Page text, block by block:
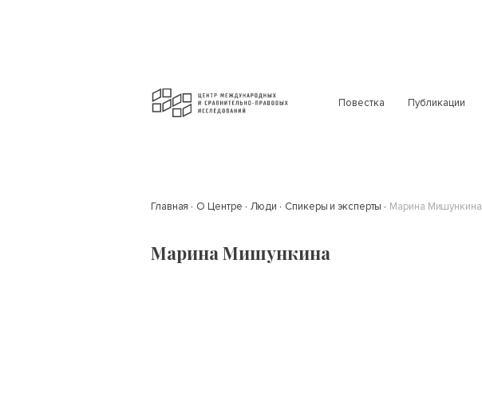
Повестка Публикации
Главная О Центре Люди Спикеры и эксперты Марина Мишункина
Марина Мишункина